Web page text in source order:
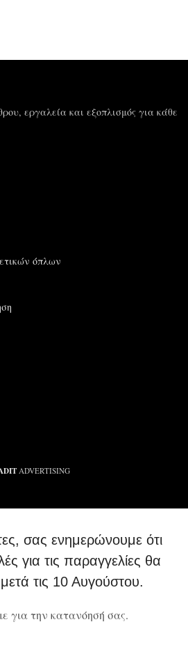
εργαλεία και εξοπλισμός για κάθε
όπλων
ADVERTISING
σας ενημερώνουμε ότι
για τις παραγγελίες θα
τις 10 Αυγούστου.
για την κατανόησή σας.